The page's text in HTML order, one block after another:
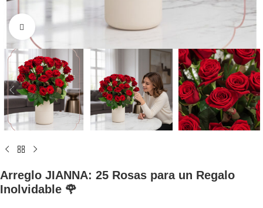
Click to enlarge
Arreglo JIANNA: 25 Rosas para un Regalo
Inolvidable 🌹